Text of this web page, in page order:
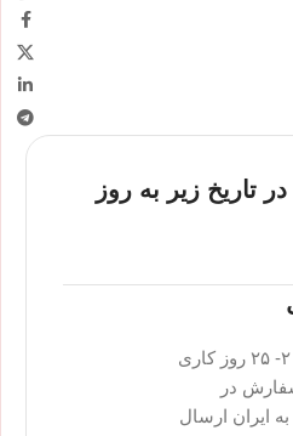
تاریخ زیر به روز
روز کاری
در
ایران ارسال